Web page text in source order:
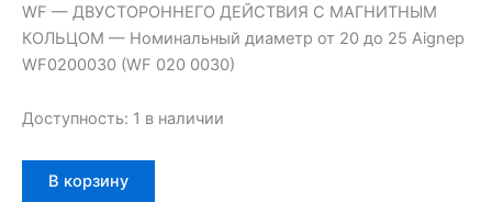
WF — ДВУСТОРОННЕГО ДЕЙСТВИЯ С МАГНИТНЫМ
КОЛЬЦОМ — Номинальный диаметр от 20 до 25 Aignep
WF0200030 (WF 020 0030)
Доступность: 1 в наличии
товара
В корзину